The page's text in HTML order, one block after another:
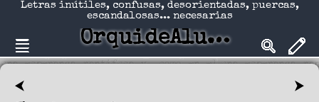
Letras inútiles, confusas, desorientadas, puercas,
escandalosas... necesarias
OrquideAlucinadA
⮜ ⮞